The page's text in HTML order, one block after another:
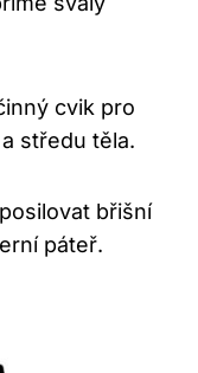
cvik pro
středu těla.
břišní
páteř.